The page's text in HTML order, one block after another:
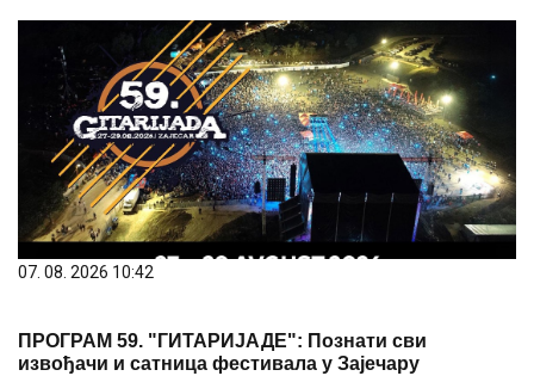
07. 08. 2026 10:42
ПРОГРАМ 59. "ГИТАРИЈАДЕ": Познати сви
извођачи и сатница фестивала у Зајечару